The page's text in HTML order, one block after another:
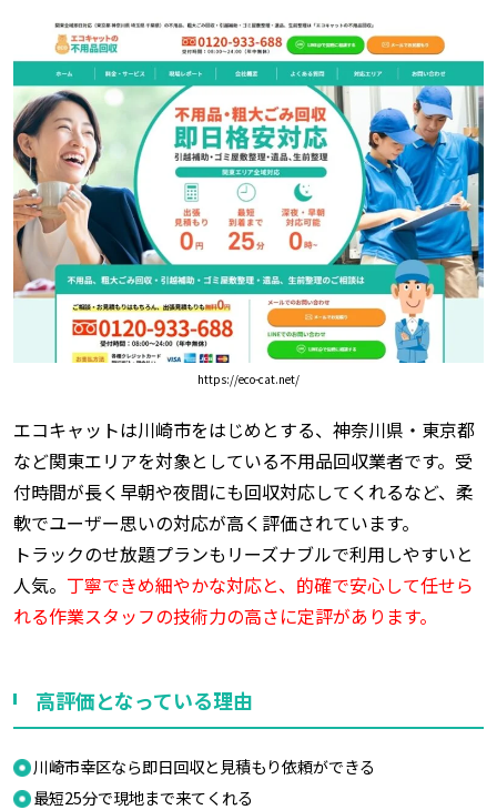
https://eco-cat.net/
エコキャットは川崎市をはじめとする、神奈川県・東京都
など関東エリアを対象としている不用品回収業者です。受
付時間が長く早朝や夜間にも回収対応してくれるなど、柔
軟でユーザー思いの対応が高く評価されています。
トラックのせ放題プランもリーズナブルで利用しやすいと
人気。 丁寧できめ細やかな対応と、的確で安心して任せら
れる作業スタッフの技術力の高さに定評があります。
高評価となっている理由
川崎市幸区なら即日回収と見積もり依頼ができる
最短25分で現地まで来てくれる